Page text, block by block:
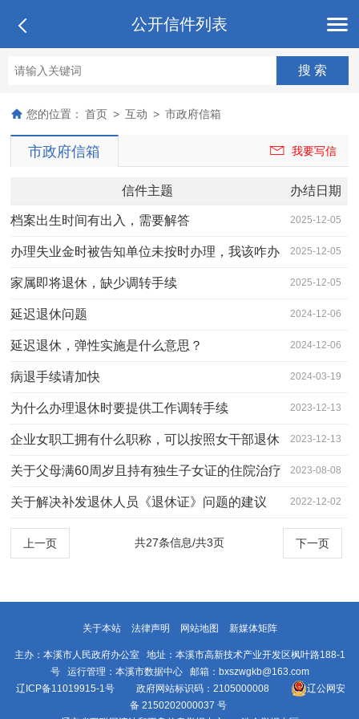
公开信件列表
您的位置： 首页 > 互动 > 市政府信箱
我要写信
市政府信箱
信件主题 办结日期
档案出生时间有出入，需要解答 2025-12-05
办理失业金时被告知单位未按时办理，我该咋办 2025-12-05
家属即将退休，缺少调转手续 2025-12-05
延迟退休问题 2024-12-06
延迟退休，弹性实施是什么意思？ 2024-12-06
病退手续请加快 2024-03-19
为什么办理退休时要提供工作调转手续 2023-12-13
企业女职工拥有什么职称，可以按照女干部退休
政策，55岁…
2023-12-13
关于父母满60周岁且持有独生子女证的住院治疗
的，子女享…
2023-08-08
关于解决补发退休人员《退休证》问题的建议 2022-12-02
上一页 下一页
共27条信息/共3页
关于本站 法律声明 网站地图 新媒体矩阵
主办：本溪市人民政府办公室 地址：本溪市高新技术产业开发区枫叶路188-1
号 运行管理：本溪市数据中心 邮箱：bxszwgkb@163.com
辽ICP备11019915-1号 政府网站标识码：2105000008
辽公网安
备 2150202000037 号